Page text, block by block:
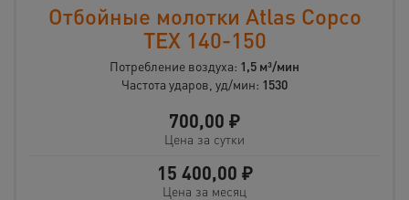
Отбойные молотки Atlas Copco
TEX 140-150
Потребление воздуха: 1,5 м³/мин
Частота ударов, уд/мин: 1530
700,00 ₽
Цена за сутки
15 400,00 ₽
Цена за месяц